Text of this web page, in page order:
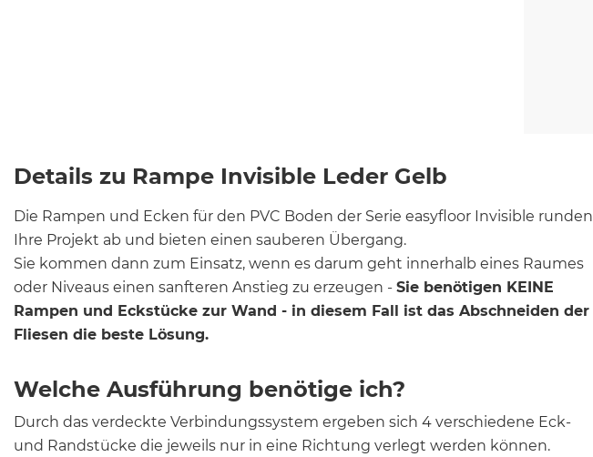
Details zu Rampe Invisible Leder Gelb
Die Rampen und Ecken für den PVC Boden der Serie easyfloor Invisible runden
Ihre Projekt ab und bieten einen sauberen Übergang.
Sie kommen dann zum Einsatz, wenn es darum geht innerhalb eines Raumes
oder Niveaus einen sanfteren Anstieg zu erzeugen - Sie benötigen KEINE
Rampen und Eckstücke zur Wand - in diesem Fall ist das Abschneiden der
Fliesen die beste Lösung.
Welche Ausführung benötige ich?
Durch das verdeckte Verbindungssystem ergeben sich 4 verschiedene Eck-
und Randstücke die jeweils nur in eine Richtung verlegt werden können.